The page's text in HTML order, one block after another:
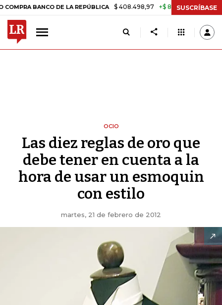
DE LA REPÚBLICA $ 408.498,97 +$ 8.753,81 +2,19% TASA
SUSCRÍBASE
OCIO
Las diez reglas de oro que
debe tener en cuenta a la
hora de usar un esmoquin
con estilo
martes, 21 de febrero de 2012